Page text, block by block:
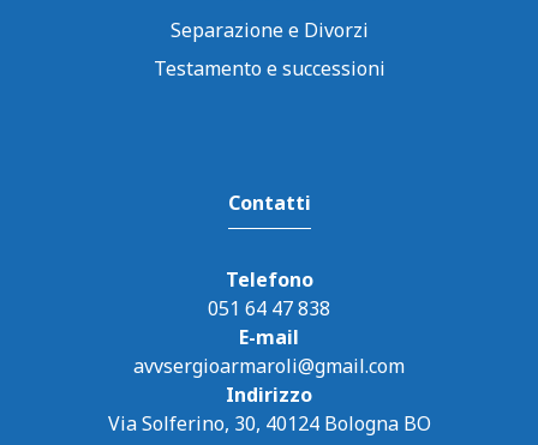
Separazione e Divorzi
Testamento e successioni
Contatti
Telefono
051 64 47 838
E-mail
avvsergioarmaroli@gmail.com
Indirizzo
Via Solferino, 30, 40124 Bologna BO